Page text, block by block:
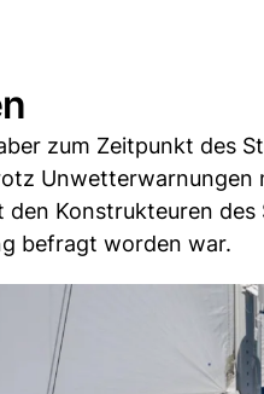
zum Zeitpunkt des
Konstrukteuren
befragt worden war.